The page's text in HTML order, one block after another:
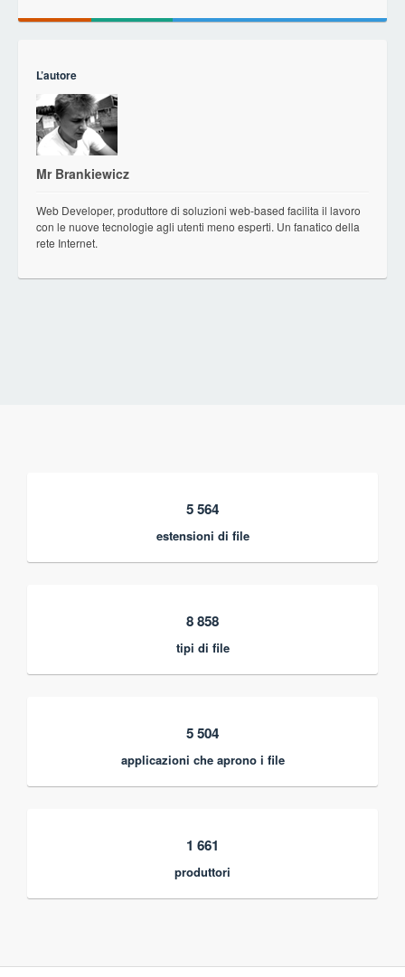
L’autore
Mr Brankiewicz
Web Developer, produttore di soluzioni web-based facilita il lavoro
con le nuove tecnologie agli utenti meno esperti. Un fanatico della
rete Internet.
5 564
estensioni di file
8 858
tipi di file
5 504
applicazioni che aprono i file
1 661
produttori